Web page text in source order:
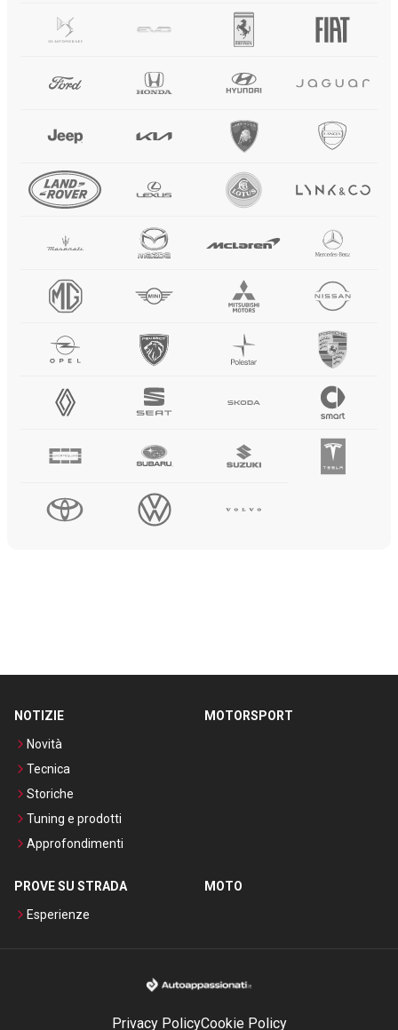
NOTIZIE
Novità
Tecnica
Storiche
Tuning e prodotti
Approfondimenti
MOTORSPORT
PROVE SU STRADA
Esperienze
MOTO
Privacy PolicyCookie Policy